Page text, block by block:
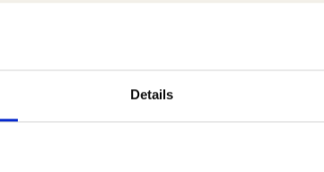
Details
Olivenöl an.